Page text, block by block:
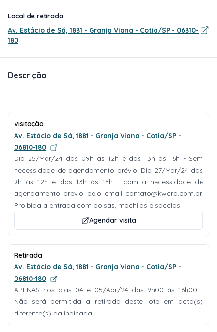
Local de retirada:
Av. Estácio de Sá, 1881 - Granja Viana - Cotia/SP - 06810-
180
Descrição
Visitação
Av. Estácio de Sá, 1881 - Granja Viana - Cotia/SP -
06810-180
Dia 25/Mar/24 das 09h às 12h e das 13h às 16h - Sem
necessidade de agendamento prévio. Dia 27/Mar/24 das
9h às 12h e das 13h às 15h - com a necessidade de
agendamento prévio pelo email contato@kwara.com.br.
Proibida a entrada com bolsas, mochilas e sacolas.
Agendar visita
Retirada
Av. Estácio de Sá, 1881 - Granja Viana - Cotia/SP -
06810-180
APENAS nos dias 04 e 05/Abr/24 das 9h00 às 16h00 -
Não será permitida a retirada deste lote em data(s)
diferente(s) da indicada.